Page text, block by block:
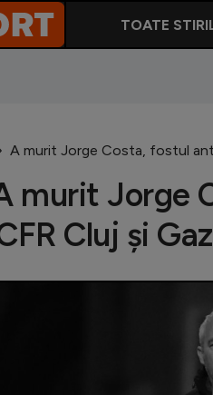
TOATE
A murit Jorge Costa, fostul
murit Jorge
Cluj și